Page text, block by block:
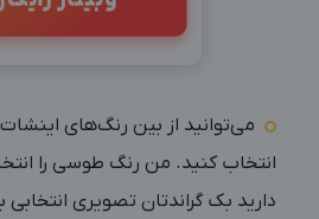
می‌توانید از بین رنگ‌های
انتخاب کنید. من رنگ طوسی را
دارید بک گراندتان تصویری